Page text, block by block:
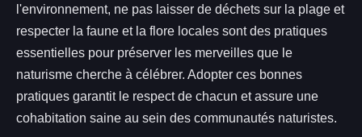
l'environnement, ne pas laisser de déchets sur la plage et
respecter la faune et la flore locales sont des pratiques
essentielles pour préserver les merveilles que le
naturisme cherche à célébrer. Adopter ces bonnes
pratiques garantit le respect de chacun et assure une
cohabitation saine au sein des communautés naturistes.